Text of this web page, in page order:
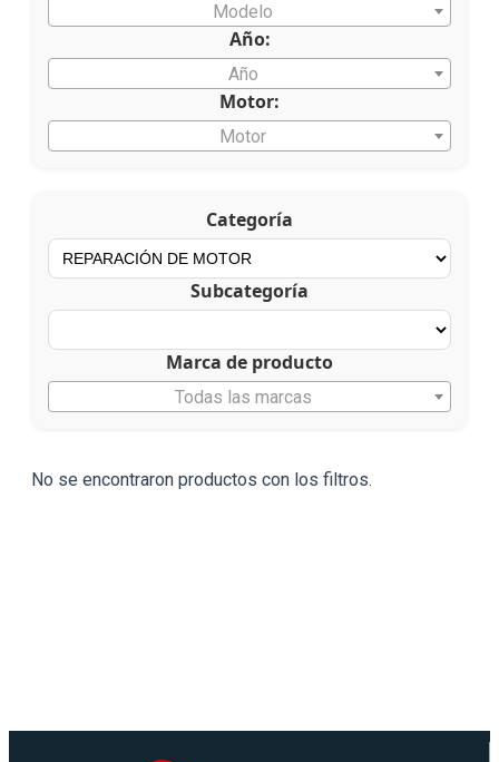
Modelo
Año:
Año
Motor:
Motor
Categoría
Subcategoría
Marca de producto
Todas las marcas
No se encontraron productos con los filtros.